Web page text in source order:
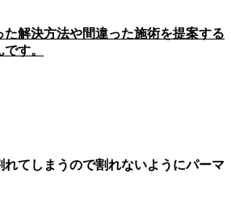
た解決方法や間違った施術を提案する
す。
れてしまうので割れないようにパーマ